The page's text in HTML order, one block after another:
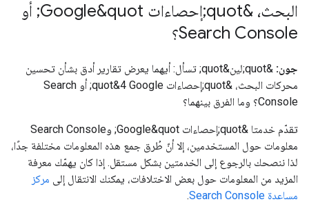
البحث، &quot;إحصاءات Google&quot; أو
Search Console؟
جون:
&quot;لين&quot; تسأل: أيهما يعرض تقارير أدق بشأن تحسين
محركات البحث، &quot;إحصاءات Google‏ 4&quot; أو Search
Console؟ وما الفرق بينهما؟
تقدّم خدمتا &quot;إحصاءات Google&quot; وSearch Console
معلومات حول المستخدمين، إلا أنّ طُرق جمع هذه المعلومات مختلفة جدًا،
لذا ننصحك بالرجوع إلى الخدمتين بشكل مستقل. إذا كان يهمّك معرفة
المزيد من المعلومات حول بعض الاختلافات، يمكنك الانتقال إلى مركز
مساعدة Search Console
.